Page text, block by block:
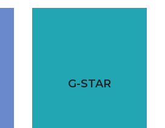
G-STAR